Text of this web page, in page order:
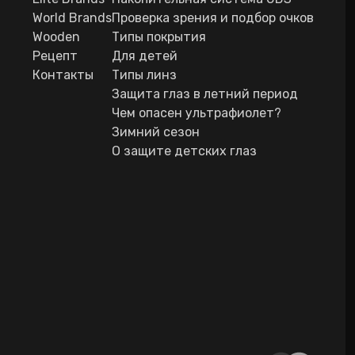
World Brands
Wooden
Рецепт
Контакты
Проверка зрения и подбор очков
Типы покрытия
Для детей
Типы линз
Защита глаз в летний период
Чем опасен ультрафиолет?
Зимний сезон
О защите детских глаз